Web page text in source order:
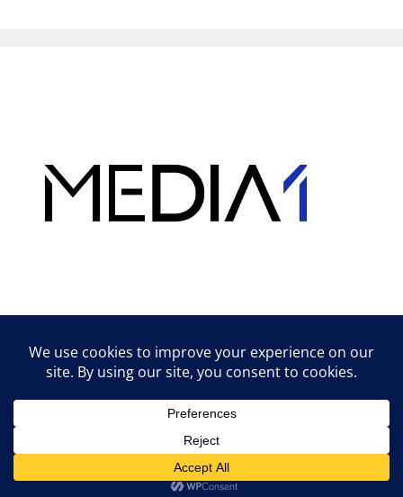
Lifestyle tippek & trükkök
© 2026 vipcast.hu powered by Media1• Készült
GeneratePress